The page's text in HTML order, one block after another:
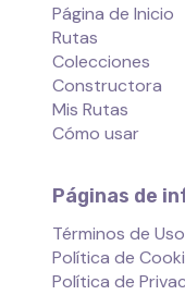
Página de Inicio
Rutas
Colecciones
Constructora
Mis Rutas
Cómo usar
Páginas de
Términos de Uso
Política de
Política de